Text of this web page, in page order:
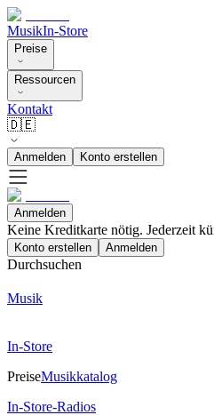
MusikIn-Store
Preise
Ressourcen
Kontakt
🇩🇪
Anmelden Konto erstellen
Anmelden
Keine Kreditkarte nötig. Jederzeit
Konto erstellen Anmelden
Durchsuchen
Musik
In-Store
PreiseMusikkatalog
In-Store-Radios